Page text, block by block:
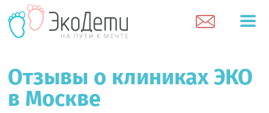
Отзывы о клиниках ЭКО
в Москве